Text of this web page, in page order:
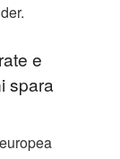
e
spara